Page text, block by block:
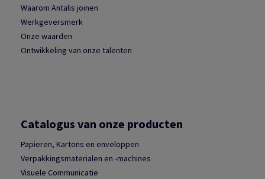
Waarom Antalis joinen
Werkgeversmerk
Onze waarden
Ontwikkeling van onze talenten
Catalogus van onze producten
Papieren, Kartons en enveloppen
Verpakkingsmaterialen en -machines
Visuele Communicatie